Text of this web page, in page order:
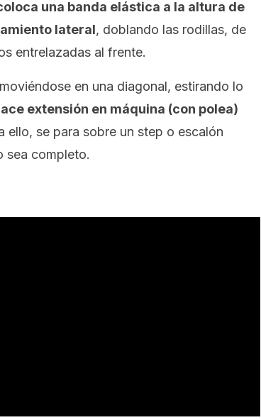
una banda elástica a la altura de
lateral, doblando las rodillas, de
entrelazadas al frente.
en una diagonal, estirando lo
extensión en máquina (con polea)
ello, se para sobre un step o escalón
sea completo.